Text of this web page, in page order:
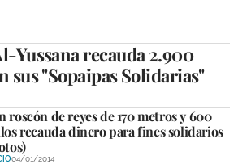
Yussana recauda 2.900 
sus "Sopaipas Solidarias"
roscón de reyes de 170 metros y 600
recauda dinero para fines solidarios
04/01/2014